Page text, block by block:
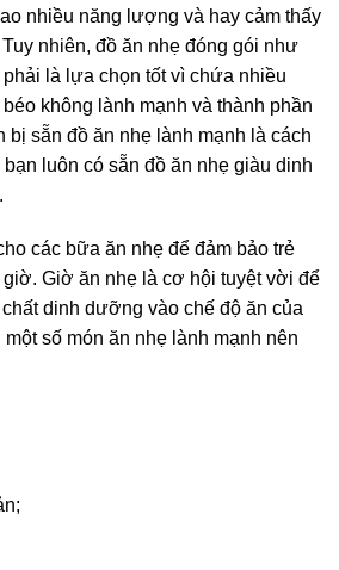
nhiều năng lượng và hay cảm thấy
nhiên, đồ ăn nhẹ đóng gói như
là lựa chọn tốt vì chứa nhiều
không lành mạnh và thành phần
bị sẵn đồ ăn nhẹ lành mạnh là cách
luôn có sẵn đồ ăn nhẹ giàu dinh
các bữa ăn nhẹ để đảm bảo trẻ
Giờ ăn nhẹ là cơ hội tuyệt vời để
dinh dưỡng vào chế độ ăn của
số món ăn nhẹ lành mạnh nên